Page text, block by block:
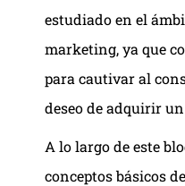
estudiado en el
marketing, ya que
para cautivar al
deseo de adquirir
A lo largo de este
conceptos básicos